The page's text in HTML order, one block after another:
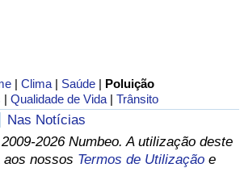
|Clima | Saúde | Poluição
|Qualidade de Vida |Trânsito
Nas Notícias
2026 Numbeo. A utilização deste
nossos Termos de Utilização e